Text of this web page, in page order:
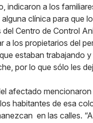
indicaron a los
clínica para que
Centro de Control
a los propietarios del
estaban trabajando y
por lo que sólo les
afectado mencionaron
habitantes de esa
en las calles.